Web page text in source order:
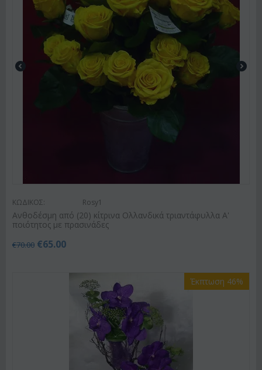
ΚΩΔΙΚΟΣ: Rosy1
Ανθοδέσμη από (20) κίτρινα Ολλανδικά τριαντάφυλλα Α'
ποιότητος με πρασινάδες
€70.00 €65.00
Έκπτωση 46%